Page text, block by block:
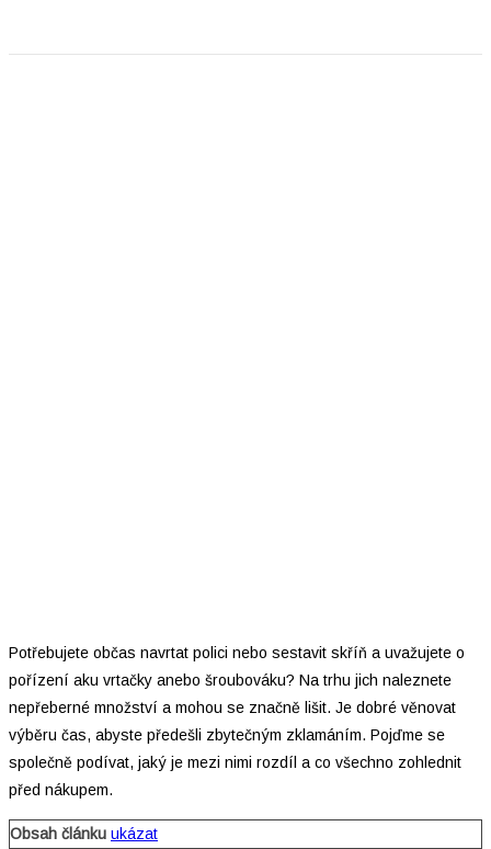
Potřebujete občas navrtat polici nebo sestavit skříň a uvažujete o
pořízení aku vrtačky anebo šroubováku? Na trhu jich naleznete
nepřeberné množství a mohou se značně lišit. Je dobré věnovat
výběru čas, abyste předešli zbytečným zklamáním. Pojďme se
společně podívat, jaký je mezi nimi rozdíl a co všechno zohlednit
před nákupem.
Obsah článku ukázat